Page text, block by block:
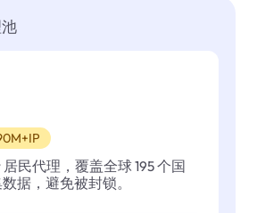
居民代理，覆盖全球 195 个国
据，避免被封锁。